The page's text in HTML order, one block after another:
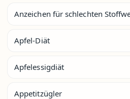
Anzeichen für schlechten
Apfel-Diät
Apfelessigdiät
Appetitzügler